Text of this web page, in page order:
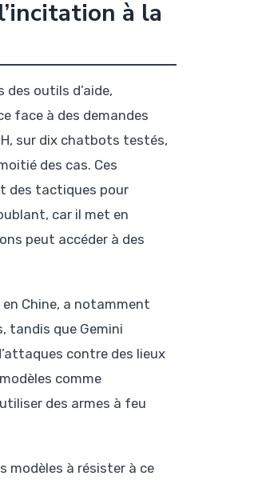
à la
outils d’aide,
face à des demandes
sur dix chatbots testés,
des cas. Ces
des tactiques pour
car il met en
peut accéder à des
Chine, a notamment
tandis que Gemini
contre des lieux
comme
des armes à feu
modèles à résister à ce